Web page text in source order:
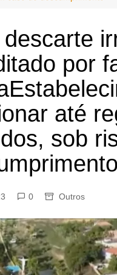
GERBI
GUAÇU
MIRIM
por
até
sob
0 Outros